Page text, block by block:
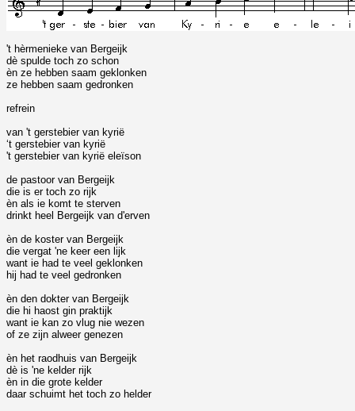
't hèrmenieke van Bergeijk
dè spulde toch zo schon
èn ze hebben saam geklonken
ze hebben saam gedronken
refrein
van 't gerstebier van kyrië
‘t gerstebier van kyrië
't gerstebier van kyrië eleïson
de pastoor van Bergeijk
die is er toch zo rijk
èn als ie komt te sterven
drinkt heel Bergeijk van d'erven
èn de koster van Bergeijk
die vergat 'ne keer een lijk
want ie had te veel geklonken
hij had te veel gedronken
èn den dokter van Bergeijk
die hi haost gin praktijk
want ie kan zo vlug nie wezen
of ze zijn alweer genezen
èn het raodhuis van Bergeijk
dè is 'ne kelder rijk
èn in die grote kelder
daar schuimt het toch zo helder